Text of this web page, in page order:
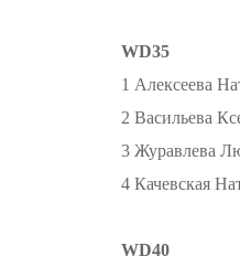
WD35
1 Алексеева
2 Васильева
3 Журавлева
4 Качевская
WD40